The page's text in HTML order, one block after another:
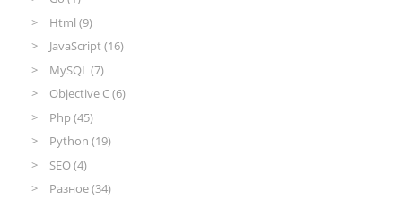
Html (9)
JavaScript (16)
MySQL (7)
Objective C (6)
Php (45)
Python (19)
SEO (4)
Разное (34)